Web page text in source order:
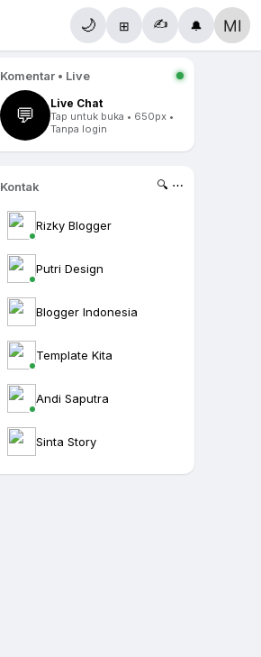
🌙 ⊞ ✍️ 🔔
Komentar • Live
💬
Live Chat
Tap untuk buka • 650px •
Tanpa login
Kontak 🔍 ⋯
Rizky Blogger
Putri Design
Blogger Indonesia
Template Kita
Andi Saputra
Sinta Story